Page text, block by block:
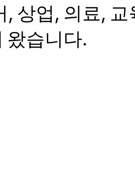
상업, 의료,
왔습니다.